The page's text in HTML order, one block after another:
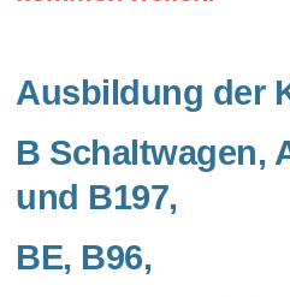
Ausbildung der
B Schaltwagen,
und B197,
BE, B96,